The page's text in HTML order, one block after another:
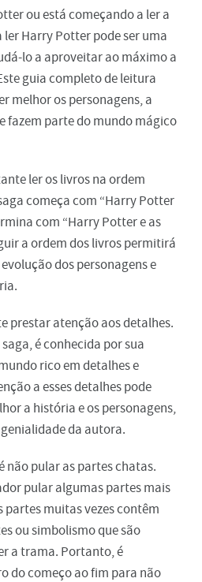
ou está começando a ler a
Harry Potter pode ser uma
lo a aproveitar ao máximo a
guia completo de leitura
melhor os personagens, a
fazem parte do mundo mágico
ler os livros na ordem
começa com “Harry Potter
com “Harry Potter e as
a ordem dos livros permitirá
dos personagens e
prestar atenção aos detalhes.
é conhecida por sua
rico em detalhes e
a esses detalhes pode
a história e os personagens,
da autora.
não pular as partes chatas.
pular algumas partes mais
partes muitas vezes contêm
ou simbolismo que são
a trama. Portanto, é
do começo ao fim para não